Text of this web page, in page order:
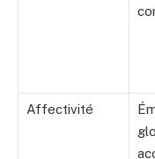
Affectivité